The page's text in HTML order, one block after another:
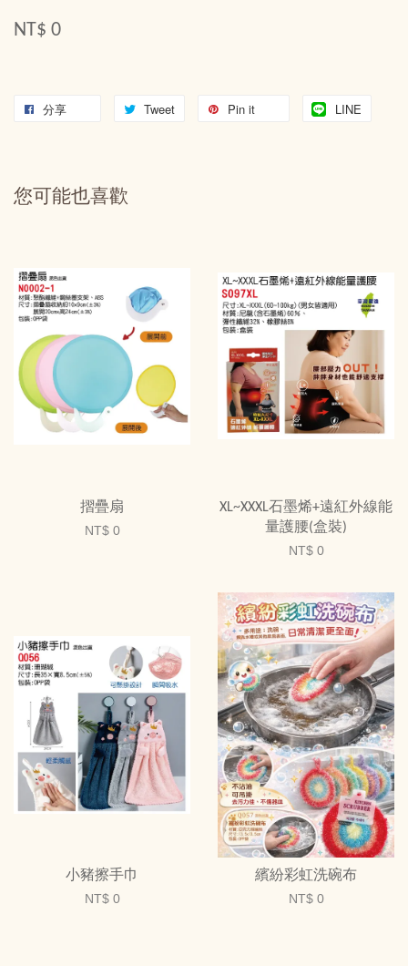
NT$ 0
分享 Tweet Pin it LINE
您可能也喜歡
摺疊扇
NT$ 0
XL~XXXL石墨烯+遠紅外線能
量護腰(盒裝)
NT$ 0
小豬擦手巾
NT$ 0
繽紛彩虹洗碗布
NT$ 0